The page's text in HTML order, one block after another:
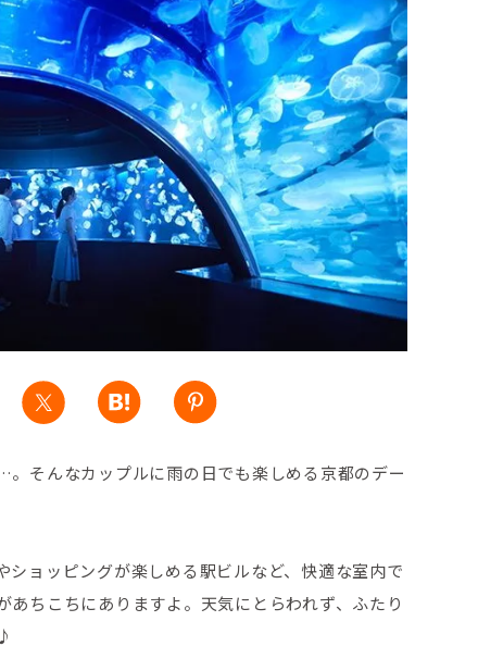
そんなカップルに雨の日でも楽しめる京都のデー
ショッピングが楽しめる駅ビルなど、快適な室内で
あちこちにありますよ。天気にとらわれず、ふたり